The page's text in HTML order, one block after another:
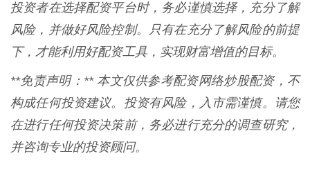
投资者在选择配资平台时，务必谨慎选择，充分了解
风险，并做好风险控制。只有在充分了解风险的前提
下，才能利用好配资工具，实现财富增值的目标。
**免责声明：** 本文仅供参考配资网络炒股配资，不
构成任何投资建议。投资有风险，入市需谨慎。请您
在进行任何投资决策前，务必进行充分的调查研究，
并咨询专业的投资顾问。